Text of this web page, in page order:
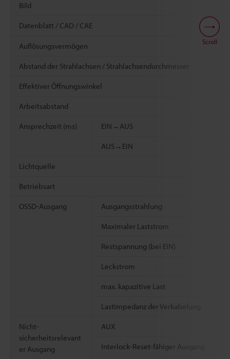
Bild
Datenblatt / CAD / CAE
Auflösungsvermögen
Abstand der Strahlachsen / Strahlachsendurchmesser
Effektiver Öffnungswinkel
Arbeitsabstand
Ansprechzeit (ms) EIN→AUS
AUS→EIN
Lichtquelle
Betriebsart
OSSD-Ausgang Ausgangsstrahlung
Maximaler Laststrom
Restspannung (bei EIN)
Leckstrom
max. kapazitive Last
Lastimpedanz der Verkabelung
Nicht-
sicherheitsrelevant
er Ausgang
AUX
Interlock-Reset-fähiger Ausgang
Scroll